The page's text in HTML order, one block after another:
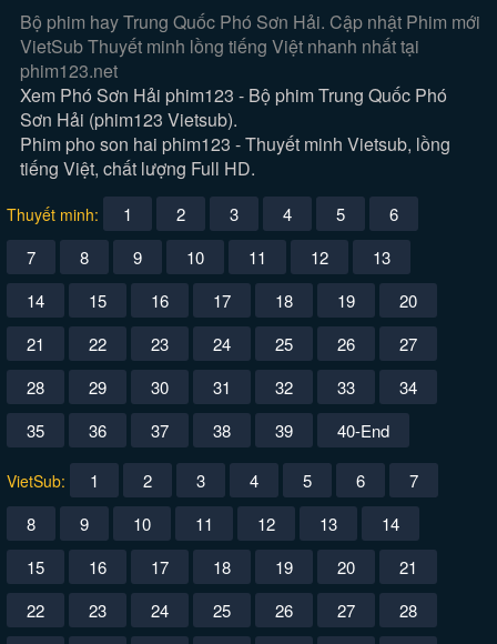
Bộ phim hay Trung Quốc Phó Sơn Hải. Cập nhật Phim mới
VietSub Thuyết minh lồng tiếng Việt nhanh nhất tại
phim123.net
Xem Phó Sơn Hải phim123 - Bộ phim Trung Quốc Phó
Sơn Hải (phim123 Vietsub).
Phim pho son hai phim123 - Thuyết minh Vietsub, lồng
tiếng Việt, chất lượng Full HD.
Thuyết minh: 1 2 3 4 5
6
7
8 9 10 11 12
13
14
15 16 17 18 19
20
21
22 23 24 25 26
27
28
29 30 31 32 33
34
35
36 37 38 39 40-End
VietSub: 1 2 3 4 5 6
7
8
9 10 11 12 13
14
15
16 17 18 19 20
21
22
23 24 25 26 27
28